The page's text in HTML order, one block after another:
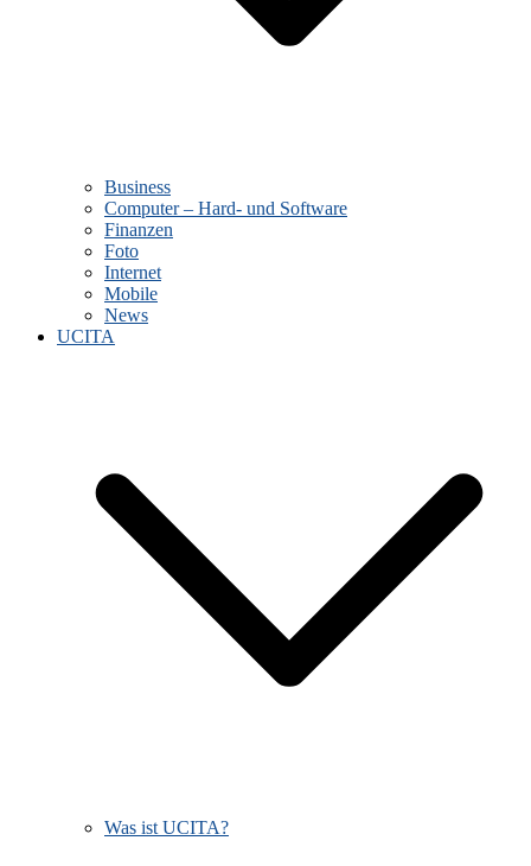
Business
Computer – Hard- und Software
Finanzen
Foto
Internet
Mobile
News
UCITA
Was ist UCITA?